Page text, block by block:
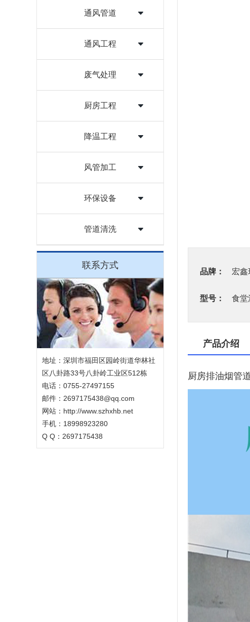
通风管道
通风工程
废气处理
厨房工程
降温工程
风管加工
环保设备
管道清洗
联系方式
地址：深圳市福田区园岭街道华林社
区八卦路33号八卦岭工业区512栋
电话：0755-27497155
邮件：2697175438@qq.com
网站：http://www.szhxhb.net
手机：18998923280
Q Q：2697175438
品牌： 宏鑫
型号： 食堂
产品介绍
厨房排油烟管